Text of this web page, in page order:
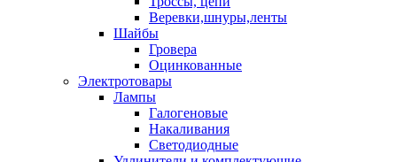
Веревки,шнуры,ленты
Шайбы
Гровера
Оцинкованные
Электротовары
Лампы
Галогеновые
Накаливания
Светодиодные